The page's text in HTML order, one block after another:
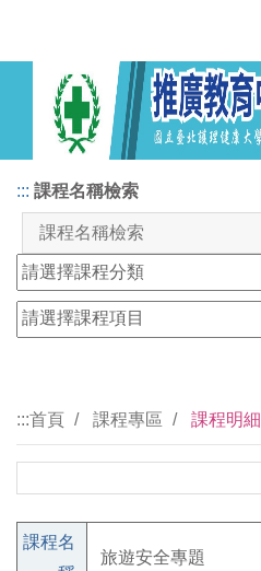
::: 課程名稱檢索
:::首頁 課程專區 課程明細
課程名
旅遊安全專題